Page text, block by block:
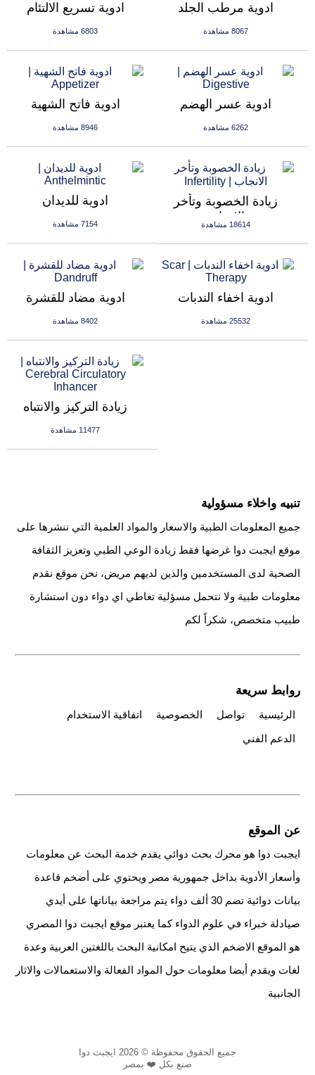
ادوية تسريع الالتئام
6803 مشاهدة
ادوية مرطب الجلد
8067 مشاهدة
ادوية فاتح الشهية
8946 مشاهدة
ادوية عسر الهضم
6262 مشاهدة
ادوية للديدان
7154 مشاهدة
زيادة الخصوبة وتأخر
الانجاب
18614 مشاهدة
ادوية مضاد للقشرة
8402 مشاهدة
ادوية اخفاء الندبات
25532 مشاهدة
زيادة التركيز والانتباه
11477 مشاهدة
تنبيه واخلاء مسؤولية
جميع المعلومات الطبية والاسعار والمواد العلمية التي ننشرها على
موقع ايجبت دوا غرضها فقط زيادة الوعي الطبي وتعزيز الثقافة
الصحية لدى المستخدمين والذين لديهم مريض، نحن موقع نقدم
معلومات طبية ولا نتحمل مسؤلية تعاطي اي دواء دون استشارة
طبيب متخصص، شكراً لكم
روابط سريعة
الرئيسية تواصل الخصوصية
اتفاقية الاستخدام
الدعم الفني
عن الموقع
ايجبت دوا هو محرك بحث دوائي يقدم خدمة البحث عن معلومات
وأسعار الأدوية بداخل جمهورية مصر ويحتوي على أضخم قاعدة
بيانات دوائية تضم 30 ألف دواء يتم مراجعة بياناتها على أيدي
صيادلة خبراء في علوم الدواء كما يعتبر موقع ايجبت دوا المصري
هو الموقع الاضخم الذي يتيح امكانية البحث باللغتين العربية وعدة
لغات ويقدم أيضا معلومات حول المواد الفعالة والاستعمالات والاثار
الجانبية
جميع الحقوق محفوظة © 2026 ايجبت دوا
صنع بكل ❤️ بمصر